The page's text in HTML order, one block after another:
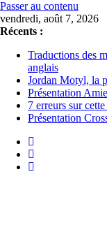
Passer au contenu
vendredi, août 7, 2026
Récents :
Traductions des
anglais
Jordan Motyl, la
Présentation
7 erreurs sur
Présentation